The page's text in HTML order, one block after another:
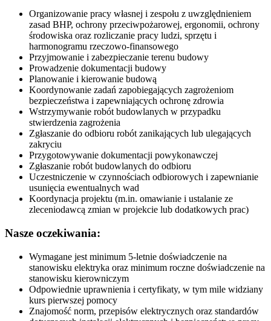
Organizowanie pracy własnej i zespołu z uwzględnieniem
zasad BHP, ochrony przeciwpożarowej, ergonomii, ochrony
środowiska oraz rozliczanie pracy ludzi, sprzętu i
harmonogramu rzeczowo-finansowego
Przyjmowanie i zabezpieczanie terenu budowy
Prowadzenie dokumentacji budowy
Planowanie i kierowanie budową
Koordynowanie zadań zapobiegających zagrożeniom
bezpieczeństwa i zapewniających ochronę zdrowia
Wstrzymywanie robót budowlanych w przypadku
stwierdzenia zagrożenia
Zgłaszanie do odbioru robót zanikających lub ulegających
zakryciu
Przygotowywanie dokumentacji powykonawczej
Zgłaszanie robót budowlanych do odbioru
Uczestniczenie w czynnościach odbiorowych i zapewnianie
usunięcia ewentualnych wad
Koordynacja projektu (m.in. omawianie i ustalanie ze
zleceniodawcą zmian w projekcie lub dodatkowych prac)
Nasze oczekiwania:
Wymagane jest minimum 5-letnie doświadczenie na
stanowisku elektryka oraz minimum roczne doświadczenie na
stanowisku kierowniczym
Odpowiednie uprawnienia i certyfikaty, w tym mile widziany
kurs pierwszej pomocy
Znajomość norm, przepisów elektrycznych oraz standardów